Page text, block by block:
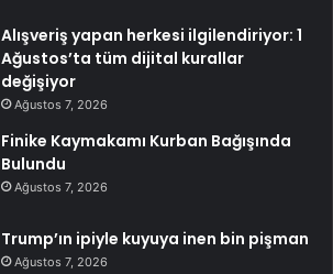
Alışveriş yapan herkesi ilgilendiriyor: 1
Ağustos’ta tüm dijital kurallar
değişiyor
Ağustos 7, 2026
Finike Kaymakamı Kurban Bağışında
Bulundu
Ağustos 7, 2026
Trump’ın ipiyle kuyuya inen bin pişman
Ağustos 7, 2026